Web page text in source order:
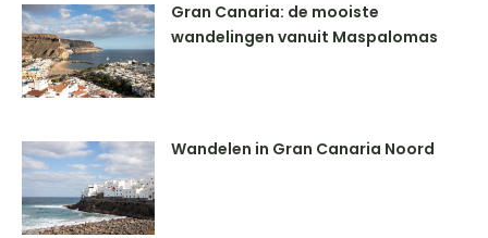
Gran Canaria: de mooiste
wandelingen vanuit Maspalomas
Wandelen in Gran Canaria Noord